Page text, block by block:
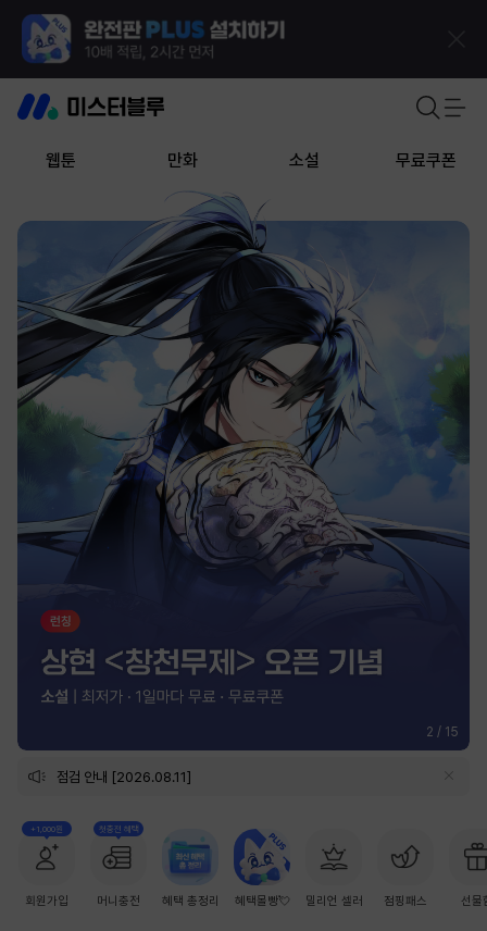
웹툰 만화 소설 무료쿠폰
2 / 15
점검 안내 [2026.08.11]
+1,000원
회원가입
첫충전 혜택
머니충전 혜택 총정리 혜택몰빵💘 밀리언 셀러 점핑패스 선물